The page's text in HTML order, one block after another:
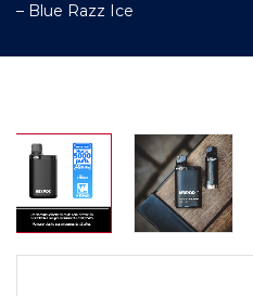
– Blue Razz Ice